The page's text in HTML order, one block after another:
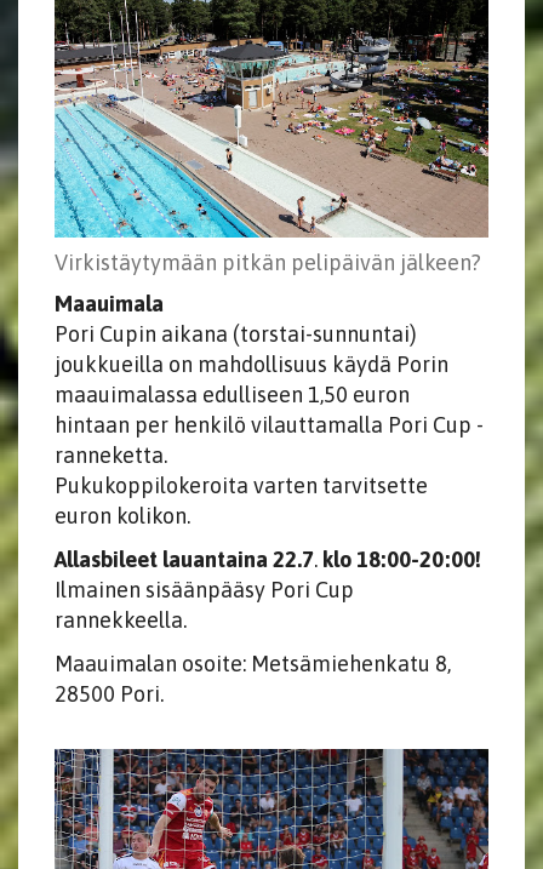
Virkistäytymään pitkän pelipäivän jälkeen?
Maauimala
Pori Cupin aikana (torstai-sunnuntai)
joukkueilla on mahdollisuus käydä Porin
maauimalassa edulliseen 1,50 euron
hintaan per henkilö vilauttamalla Pori Cup -
ranneketta.
Pukukoppilokeroita varten tarvitsette
euron kolikon.
Allasbileet lauantaina 22.7. klo 18:00-20:00!
Ilmainen sisäänpääsy Pori Cup
rannekkeella.
Maauimalan osoite: Metsämiehenkatu 8,
28500 Pori.